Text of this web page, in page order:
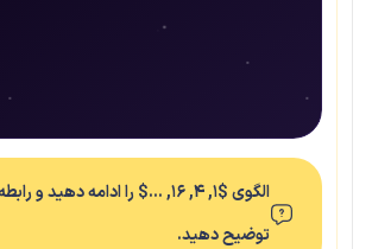
الگوی $۱, ۴, ۱۶, …$ را ادامه دهید و
توضیح دهید.